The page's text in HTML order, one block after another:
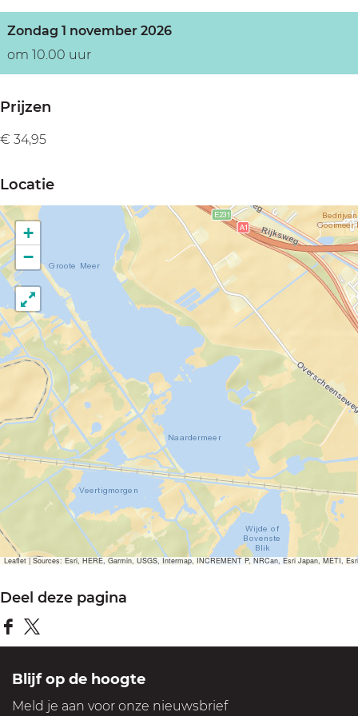
Zondag 1 november 2026
om 10.00 uur
Prijzen
€ 34,95
Locatie
+
−
Leaflet|Sources: Esri, HERE, Garmin, USGS, Intermap, INCREMENT P, NRCan, Esri Japan, METI,
Deel deze pagina
D
e
D
e
l
Blijf op de hoogte
Meld je aan voor onze nieuwsbrief